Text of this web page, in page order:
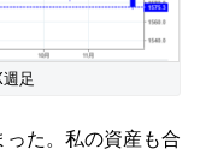
足
た。私の資産も合